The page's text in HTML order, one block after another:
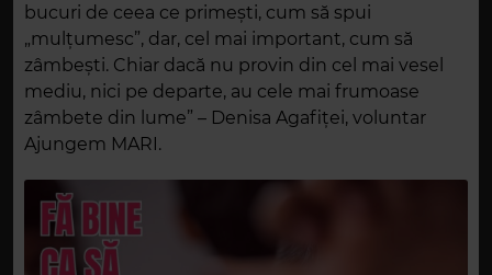
bucuri de ceea ce primești, cum să spui
„mulțumesc”, dar, cel mai important, cum să
zâmbești. Chiar dacă nu provin din cel mai vesel
mediu, nici pe departe, au cele mai frumoase
zâmbete din lume” – Denisa Agafiței, voluntar
Ajungem MARI.